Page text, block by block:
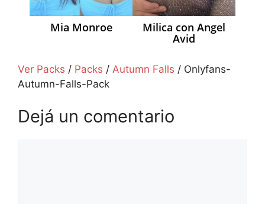
Mia Monroe Milica con Angel
Avid
Ver Packs / Packs / Autumn Falls / Onlyfans-
Autumn-Falls-Pack
Dejá un comentario